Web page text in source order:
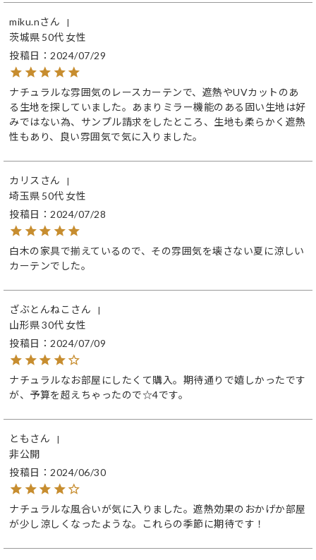
miku.n
茨城県 50代 女性
投稿日
2024/07/29
ナチュラルな雰囲気のレースカーテンで、遮熱やUVカットのあ
る生地を探していました。あまりミラー機能のある固い生地は好
みではない為、サンプル請求をしたところ、生地も柔らかく遮熱
性もあり、良い雰囲気で気に入りました。
カリス
埼玉県 50代 女性
投稿日
2024/07/28
白木の家具で揃えているので、その雰囲気を壊さない夏に涼しい
カーテンでした。
ざぶとんねこ
山形県30代 女性
投稿日
2024/07/09
ナチュラルなお部屋にしたくて購入。期待通りで嬉しかったです
が、予算を超えちゃったので☆4です。
とも
非公開
投稿日
2024/06/30
ナチュラルな風合いが気に入りました。遮熱効果のおかげか部屋
が少し涼しくなったような。これらの季節に期待です！